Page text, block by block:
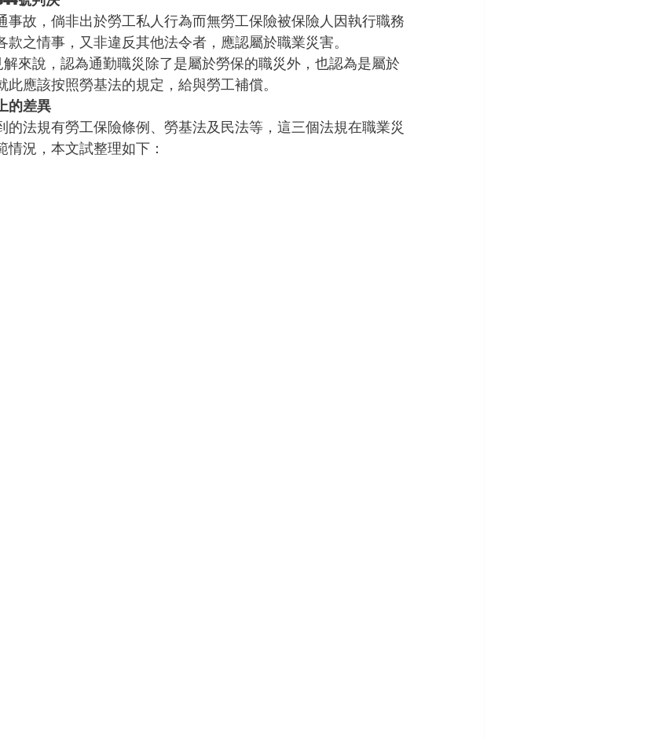
事故，倘非出於勞工私人行為而無勞工保險被保險人因執行職務
之情事，又非違反其他法令者，應認屬於職業災害。
來說，認為通勤職災除了是屬於勞保的職災外，也認為是屬於
應該按照勞基法的規定，給與勞工補償。
的差異
的法規有勞工保險條例、勞基法及民法等，這三個法規在職業災
況，本文試整理如下：